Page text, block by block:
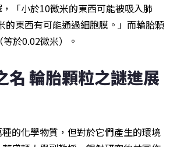
「小於10微米的東西可能被吸入肺
的東西有可能通過細胞膜。」而輪胎顆
於0.02微米）。
名 輪胎顆粒之謎進展
的化學物質，但對於它們產生的環境